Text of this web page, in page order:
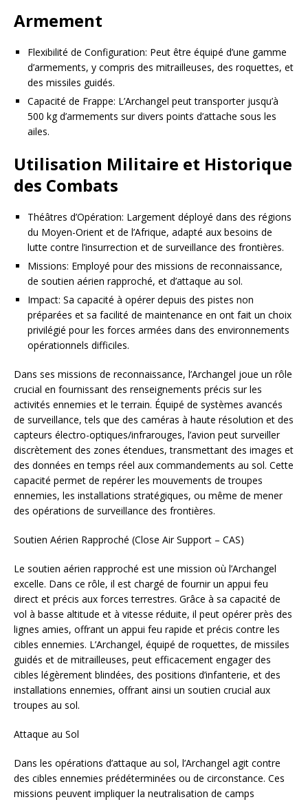
Armement
Flexibilité de Configuration: Peut être équipé d’une gamme
d’armements, y compris des mitrailleuses, des roquettes, et
des missiles guidés.
Capacité de Frappe: L’Archangel peut transporter jusqu’à
500 kg d’armements sur divers points d’attache sous les
ailes.
Utilisation Militaire et Historique
des Combats
Théâtres d’Opération: Largement déployé dans des régions
du Moyen-Orient et de l’Afrique, adapté aux besoins de
lutte contre l’insurrection et de surveillance des frontières.
Missions: Employé pour des missions de reconnaissance,
de soutien aérien rapproché, et d’attaque au sol.
Impact: Sa capacité à opérer depuis des pistes non
préparées et sa facilité de maintenance en ont fait un choix
privilégié pour les forces armées dans des environnements
opérationnels difficiles.
Dans ses missions de reconnaissance, l’Archangel joue un rôle
crucial en fournissant des renseignements précis sur les
activités ennemies et le terrain. Équipé de systèmes avancés
de surveillance, tels que des caméras à haute résolution et des
capteurs électro-optiques/infrarouges, l’avion peut surveiller
discrètement des zones étendues, transmettant des images et
des données en temps réel aux commandements au sol. Cette
capacité permet de repérer les mouvements de troupes
ennemies, les installations stratégiques, ou même de mener
des opérations de surveillance des frontières.
Soutien Aérien Rapproché (Close Air Support – CAS)
Le soutien aérien rapproché est une mission où l’Archangel
excelle. Dans ce rôle, il est chargé de fournir un appui feu
direct et précis aux forces terrestres. Grâce à sa capacité de
vol à basse altitude et à vitesse réduite, il peut opérer près des
lignes amies, offrant un appui feu rapide et précis contre les
cibles ennemies. L’Archangel, équipé de roquettes, de missiles
guidés et de mitrailleuses, peut efficacement engager des
cibles légèrement blindées, des positions d’infanterie, et des
installations ennemies, offrant ainsi un soutien crucial aux
troupes au sol.
Attaque au Sol
Dans les opérations d’attaque au sol, l’Archangel agit contre
des cibles ennemies prédéterminées ou de circonstance. Ces
missions peuvent impliquer la neutralisation de camps